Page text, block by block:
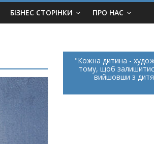
БІЗНЕС СТОРІНКИ ПРО НАС
Кожна дитина -
тому, щоб
вийшовши з